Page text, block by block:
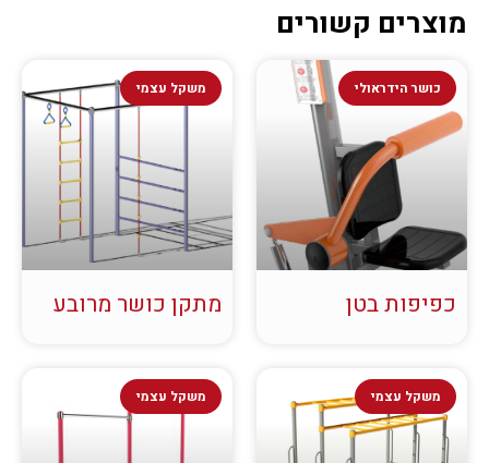
מוצרים קשורים
כושר הידראולי
כפיפות בטן
משקל עצמי
מתקן כושר מרובע
משקל עצמי משקל עצמי